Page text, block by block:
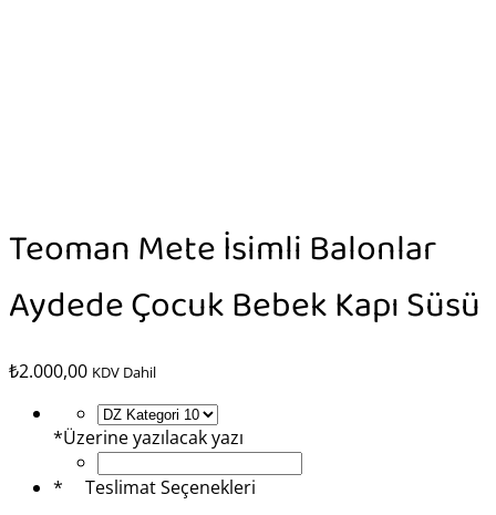
Teoman Mete İsimli Balonlar
Aydede Çocuk Bebek Kapı Süsü
₺2.000,00 KDV Dahil
*Üzerine yazılacak yazı
*
Teslimat Seçenekleri